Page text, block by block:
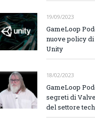
19/09/2023
GameLoop
nuove policy
Unity
18/02/2023
GameLoop
segreti di
del settore